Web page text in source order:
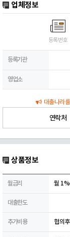
업체정보
등록번호
등록기관
영업소
대출나라
연락처
상품정보
월금리 월
대출한도
추가비용 협의